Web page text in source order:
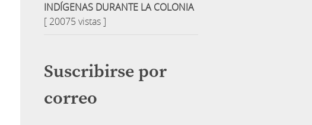
INDÍGENAS DURANTE LA COLONIA
[ 20075 vistas ]
Suscribirse por
correo